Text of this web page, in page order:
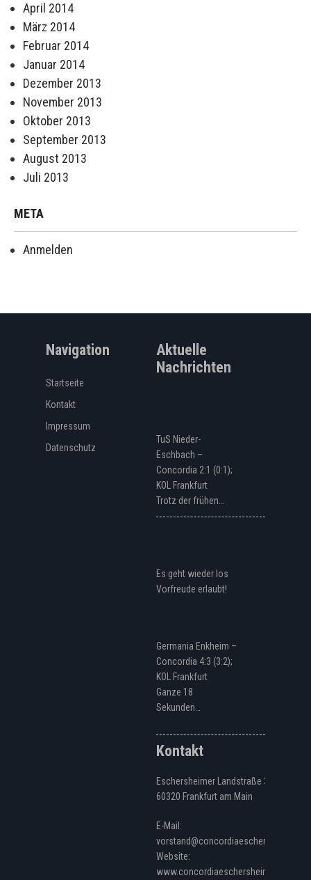
April 2014
März 2014
Februar 2014
Januar 2014
Dezember 2013
November 2013
Oktober 2013
September 2013
August 2013
Juli 2013
META
Anmelden
Navigation
Startseite
Kontakt
Impressum
Datenschutz
Aktuelle
Nachrichten
TuS Nieder-
Eschbach –
Concordia 2:1 (0:1);
KOL Frankfurt
Trotz der frühen…
Es geht wieder los
Vorfreude erlaubt!
Germania Enkheim –
Concordia 4:3 (3:2);
KOL Frankfurt
Ganze 18
Sekunden…
Kontakt
Eschersheimer Landstraße 328
60320 Frankfurt am Main
E-Mail:
vorstand@concordiaeschersheim.de
Website:
www.concordiaeschersheim.de